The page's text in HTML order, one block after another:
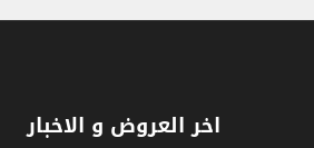
اخر العروض و الاخبار